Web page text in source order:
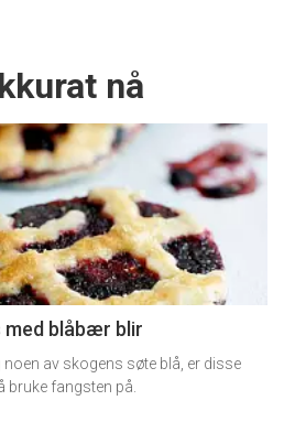
nå
med blåbær blir
noen av skogens søte blå, er disse
bruke fangsten på.